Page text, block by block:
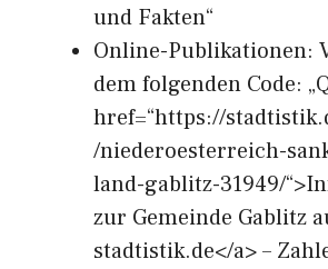
und Fakten“
Online-Publikationen:
dem folgenden Code:
href=“https://
/niederoesterreich-
land-gablitz-31949/
zur Gemeinde Gablitz
stadtistik.de</a> –